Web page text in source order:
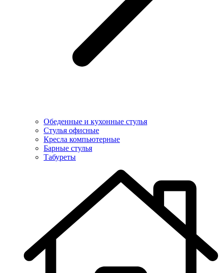
Обеденные и кухонные стулья
Стулья офисные
Кресла компьютерные
Барные стулья
Табуреты